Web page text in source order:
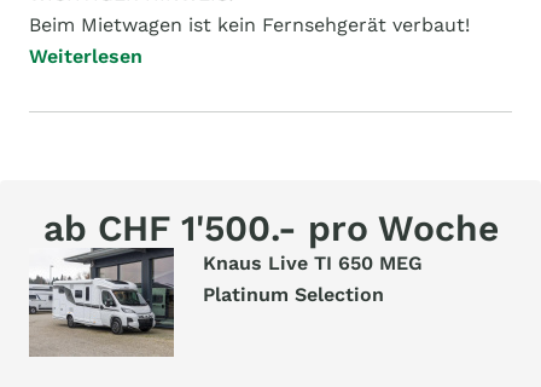
Beim Mietwagen ist kein Fernsehgerät verbaut!
Weiterlesen
ab CHF 1'500.- pro Woche
Knaus Live TI 650 MEG
Platinum Selection